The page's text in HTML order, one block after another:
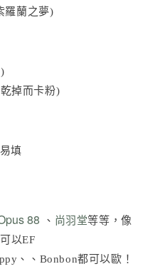
羅蘭之夢)
掉而卡粉)
填
88 、 尚羽堂等等，像
可以EF
、、Bonbon都可以歐！